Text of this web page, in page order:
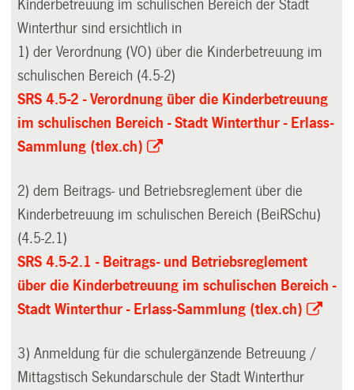
Kinderbetreuung im schulischen Bereich der Stadt
Winterthur sind ersichtlich in
1) der Verordnung (VO) über die Kinderbetreuung im
schulischen Bereich (4.5-2)
SRS 4.5-2 - Verordnung über die Kinderbetreuung
im schulischen Bereich - Stadt Winterthur - Erlass-
Sammlung (tlex.ch)
2) dem Beitrags- und Betriebsreglement über die
Kinderbetreuung im schulischen Bereich (BeiRSchu)
(4.5-2.1)
SRS 4.5-2.1 - Beitrags- und Betriebsreglement
über die Kinderbetreuung im schulischen Bereich -
Stadt Winterthur - Erlass-Sammlung (tlex.ch)
3) Anmeldung für die schulergänzende Betreuung /
Mittagstisch Sekundarschule der Stadt Winterthur